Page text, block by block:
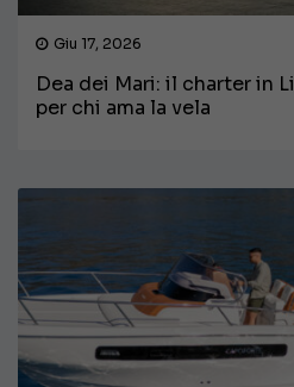
Giu 17, 2026
Dea dei Mari: il charter in
per chi ama la vela